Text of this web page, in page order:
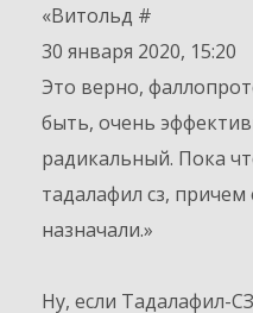
«Витольд #
30 января 2020, 15:20
Это верно,
быть, очень
радикальный. Пока
тадалафил сз,
назначали.»
Ну, если Тадалафил-